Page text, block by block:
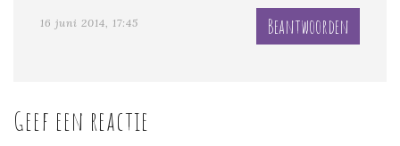
16 juni 2014, 17:45 Beantwoorden
Geef een reactie